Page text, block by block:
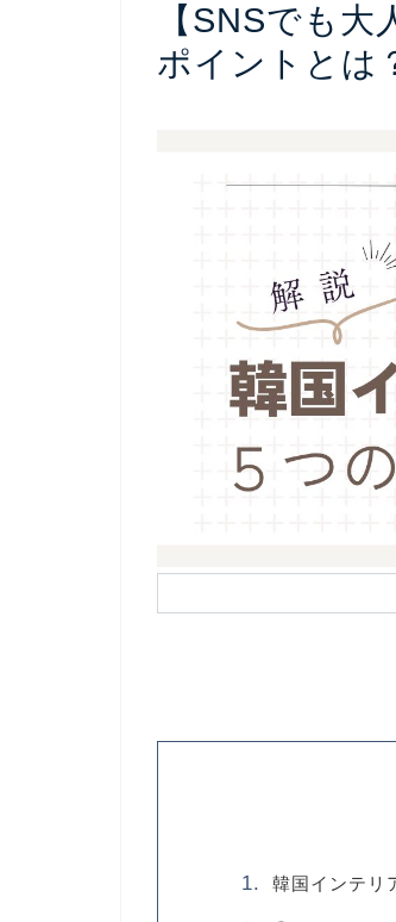
【SNSでも
ポイントとは